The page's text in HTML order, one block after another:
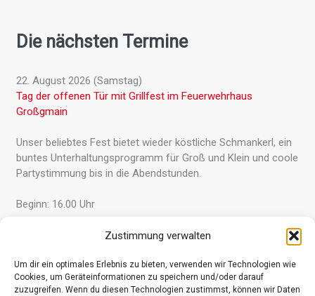
Zustimmung verwalten
Um dir ein optimales Erlebnis zu bieten, verwenden wir Technologien wie
Cookies, um Geräteinformationen zu speichern und/oder darauf
zuzugreifen. Wenn du diesen Technologien zustimmst, können wir Daten
Die nächsten Termine
22. August 2026 (Samstag)
Tag der offenen Tür mit Grillfest im Feuer­wehr­haus
Großgmain
Unser beliebtes Fest bietet wieder köstliche Schmankerl, ein
buntes Unter­haltungs­programm für Groß und Klein und coole
Party­stimmung bis in die Abend­stunden.
Beginn: 16.00 Uhr
Gesamter Kalender »